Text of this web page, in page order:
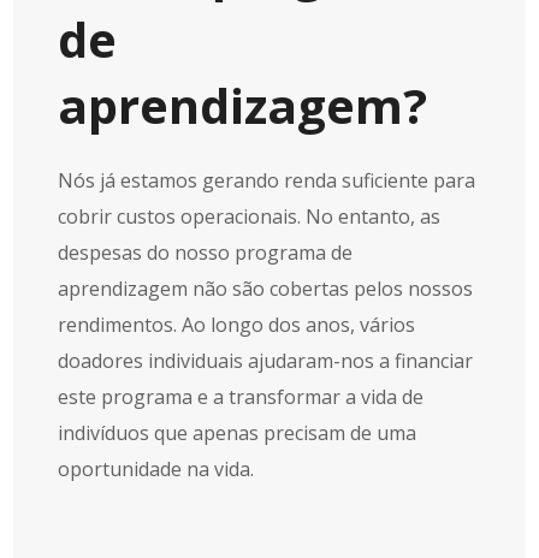
de
aprendizagem?
Nós já estamos gerando renda suficiente para
cobrir custos operacionais. No entanto, as
despesas do nosso programa de
aprendizagem não são cobertas pelos nossos
rendimentos. Ao longo dos anos, vários
doadores individuais ajudaram-nos a financiar
este programa e a transformar a vida de
indivíduos que apenas precisam de uma
oportunidade na vida.